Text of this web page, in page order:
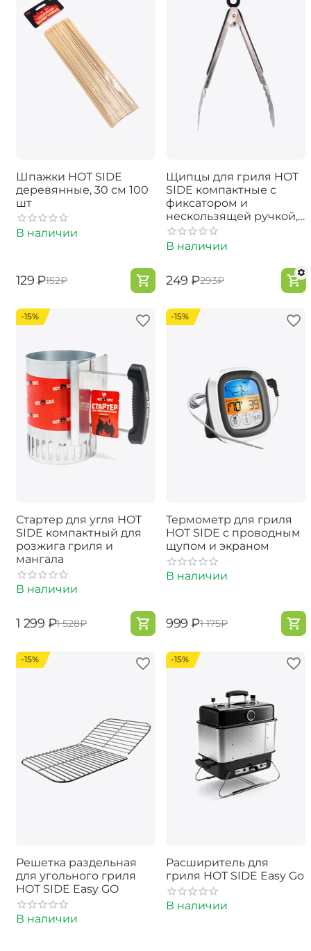
Шпажки HOT SIDE
деревянные, 30 см 100
шт
В наличии
‍129‍ ₽‍152‍₽
Щипцы для гриля HOT
SIDE компактные с
фиксатором и
нескользящей ручкой,
23 см
В наличии
‍249‍ ₽‍293‍₽
-15%
Стартер для угля HOT
SIDE компактный для
розжига гриля и
мангала
В наличии
‍1 299‍ ₽‍1 528‍₽
-15%
Термометр для гриля
HOT SIDE с проводным
щупом и экраном
В наличии
‍999‍ ₽‍1 175‍₽
-15%
Решетка раздельная
для угольного гриля
HOT SIDE Easy GO
В наличии
-15%
Расширитель для
гриля HOT SIDE Easy Go
В наличии